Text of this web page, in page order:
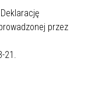
Deklarację
przez
21.